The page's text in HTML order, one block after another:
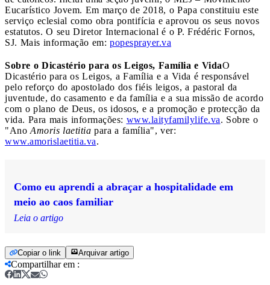
Eucarístico Jovem. Em março de 2018, o Papa constituiu este
serviço eclesial como obra pontifícia e aprovou os seus novos
estatutos. O seu Diretor Internacional é o P. Frédéric Fornos,
SJ. Mais informação em: popesprayer.va
Sobre o Dicastério para os Leigos, Família e VidaO
Dicastério para os Leigos, a Família e a Vida é responsável
pelo reforço do apostolado dos fiéis leigos, a pastoral da
juventude, do casamento e da família e a sua missão de acordo
com o plano de Deus, os idosos, e a promoção e protecção da
vida. Para mais informações: www.laityfamilylife.va. Sobre o
"Ano Amoris laetitia para a família", ver:
www.amorislaetitia.va.
Como eu aprendi a abraçar a hospitalidade em
meio ao caos familiar
Leia o artigo
Copiar o link Arquivar artigo
Compartilhar em :